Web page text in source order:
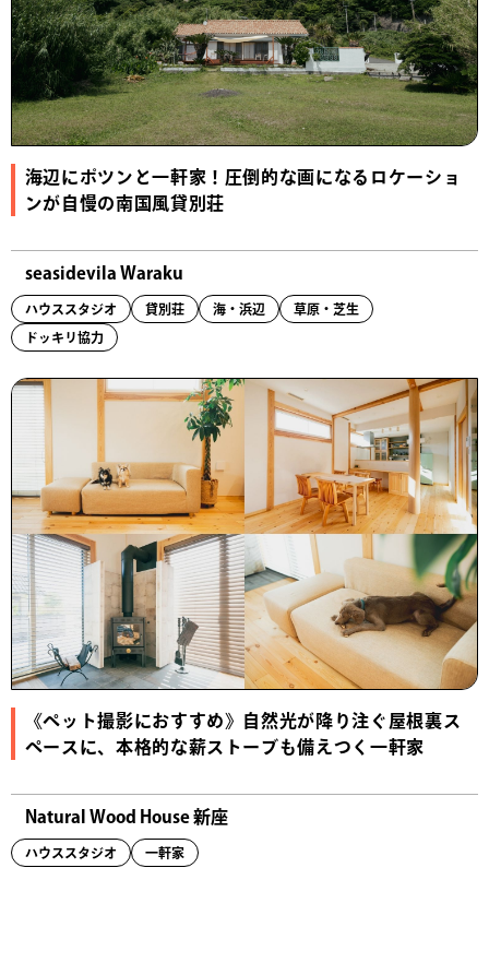
海辺にポツンと一軒家！圧倒的な画になるロケーショ
ンが自慢の南国風貸別荘
seasidevila Waraku
ハウススタジオ 貸別荘 海・浜辺 草原・芝生
ドッキリ協力
《ペット撮影におすすめ》自然光が降り注ぐ屋根裏ス
ペースに、本格的な薪ストーブも備えつく一軒家
Natural Wood House 新座
ハウススタジオ 一軒家